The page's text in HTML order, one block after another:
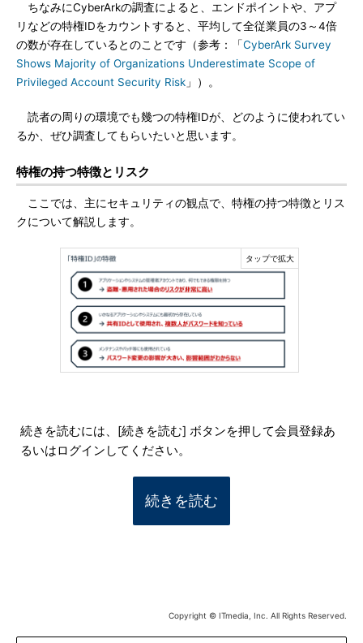
ちなみにCyberArkの調査によると、エンドポイントや、アプ
リなどの特権IDをカウントすると、平均して全従業員の3～4倍
の数が存在しているとのことです（参考：「CyberArk Survey
Shows Majority of Organizations Underestimate Scope of
Privileged Account Security Risk 」）。
読者の周りの環境でも幾つの特権IDが、どのように使われてい
るか、ぜひ調査してもらいたいと思います。
特権の持つ特徴とリスク
ここでは、主にセキュリティの観点で、特権の持つ特徴とリス
クについて解説します。
続きを読むには、[続きを読む] ボタンを押して会員登録あ
るいはログインしてください。
続きを読む
Copyright © ITmedia, Inc. All Rights Reserved.